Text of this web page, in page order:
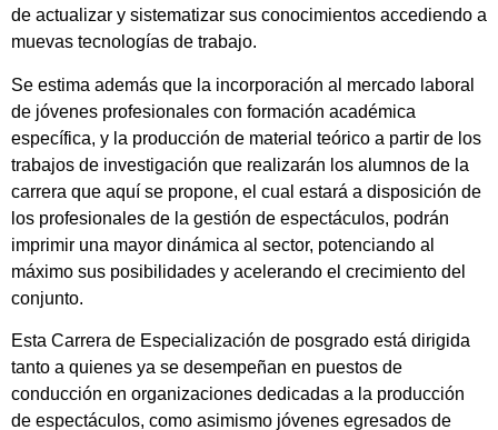
de actualizar y sistematizar sus conocimientos accediendo a
muevas tecnologías de trabajo.
Se estima además que la incorporación al mercado laboral
de jóvenes profesionales con formación académica
específica, y la producción de material teórico a partir de los
trabajos de investigación que realizarán los alumnos de la
carrera que aquí se propone, el cual estará a disposición de
los profesionales de la gestión de espectáculos, podrán
imprimir una mayor dinámica al sector, potenciando al
máximo sus posibilidades y acelerando el crecimiento del
conjunto.
Esta Carrera de Especialización de posgrado está dirigida
tanto a quienes ya se desempeñan en puestos de
conducción en organizaciones dedicadas a la producción
de espectáculos, como asimismo jóvenes egresados de